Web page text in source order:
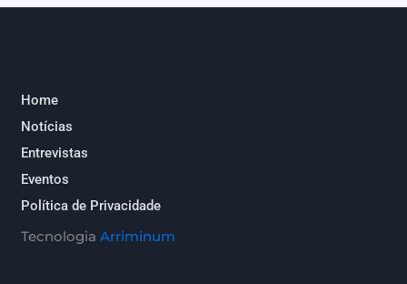
Home
Notícias
Entrevistas
Eventos
Política de Privacidade
TecnologiaArriminum